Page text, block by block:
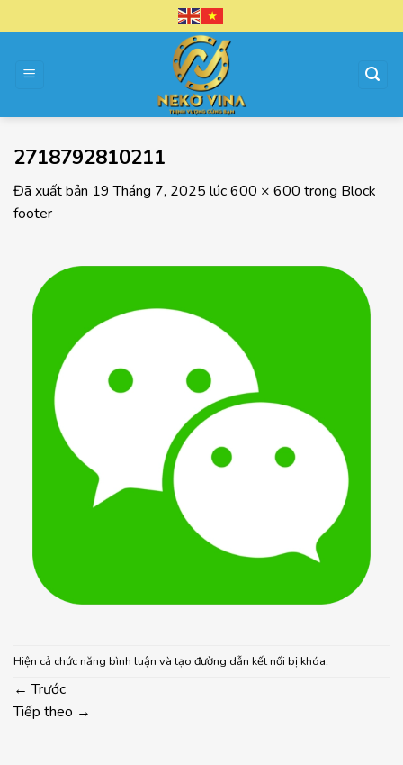
đến
dung
2718792810211
Đã xuất bản 19 Tháng 7, 2025 lúc600 × 600 trong Block
footer
Hiện cả chức năng bình luận và tạo đường dẫn kết nối bị khóa.
← Trước
Tiếp theo →